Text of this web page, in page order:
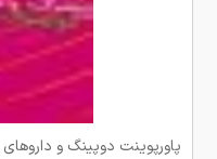
پاورپوینت دوپینگ و داروهای